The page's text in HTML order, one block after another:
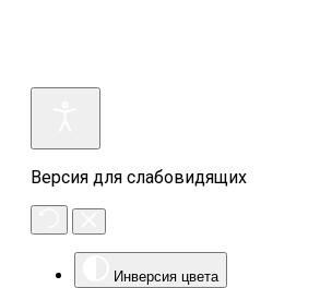
Версия для слабовидящих
Инверсия цвета